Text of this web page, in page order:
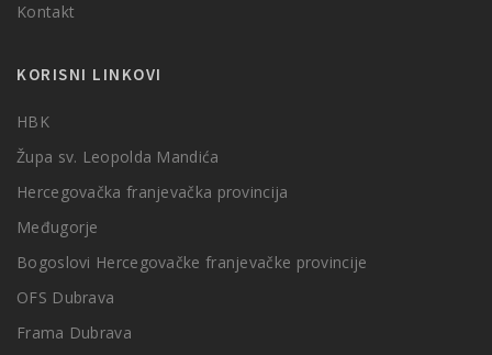
Kontakt
KORISNI LINKOVI
HBK
Župa sv. Leopolda Mandića
Hercegovačka franjevačka provincija
Međugorje
Bogoslovi Hercegovačke franjevačke provincije
OFS Dubrava
Frama Dubrava